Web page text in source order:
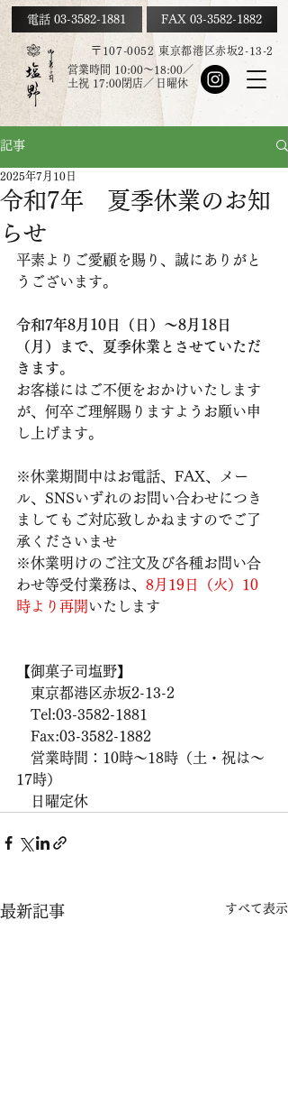
電話 03-3582-1881 FAX 03-3582-1882
〒107-0052 東京都港区赤坂2-13-2
営業時間 10:00～18:00／
土祝 17:00閉店／ 日曜休
記事
令和7年 夏季休業のお知
らせ
2025年7月10日
平素よりご愛顧を賜り、誠にありがと
うございます。
令和7年8月10日（日）〜8月18日
（月）まで、夏季休業とさせていただ
きます。
お客様にはご不便をおかけいたします
が、何卒ご理解賜りますようお願い申
し上げます。
※休業期間中はお電話、FAX、メー
ル、SNSいずれのお問い合わせにつき
ましてもご対応致しかねますのでご了
承くださいませ
※休業明けのご注文及び各種お問い合
わせ等受付業務は、 8月19日（火）10
時より再開 いたします
【御菓子司塩野】
東京都港区赤坂2-13-2
Tel:03-3582-1881
Fax:03-3582-1882
営業時間：10時〜18時（土・祝は〜
17時）
日曜定休
最新記事 すべて表示